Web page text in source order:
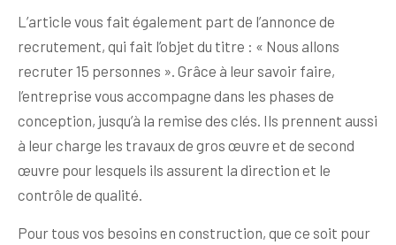
L’article vous fait également part de l’annonce de
recrutement, qui fait l’objet du titre : « Nous allons
recruter 15 personnes ». Grâce à leur savoir faire,
l’entreprise vous accompagne dans les phases de
conception, jusqu’à la remise des clés. Ils prennent aussi
à leur charge les travaux de gros œuvre et de second
œuvre pour lesquels ils assurent la direction et le
contrôle de qualité.
Pour tous vos besoins en construction, que ce soit pour